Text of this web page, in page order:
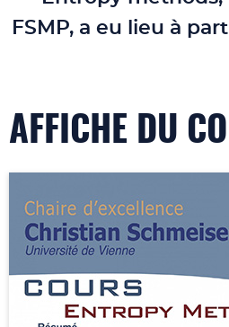
FSMP, a eu lieu à
AFFICHE DU